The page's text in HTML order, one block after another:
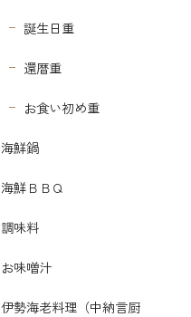
誕生日重
還暦重
お食い初め重
海鮮鍋
海鮮ＢＢＱ
調味料
お味噌汁
伊勢海老料理（中納言厨